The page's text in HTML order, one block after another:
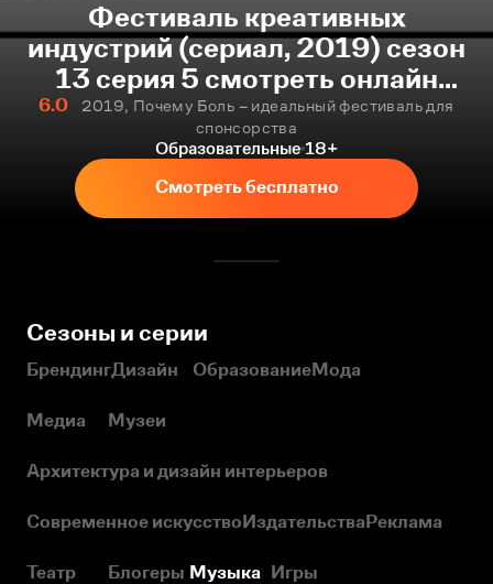
Фестиваль креативных
индустрий (сериал, 2019) сезон
13 серия 5 смотреть онлайн
бесплатно
6.0
2019, Почему Боль – идеальный фестиваль для
спонсорства
Образовательные 18+
Смотреть бесплатно
Сезоны и серии
БрендингДизайн ОбразованиеМода
Медиа Музеи
Архитектура и дизайн интерьеров
Современное искусствоИздательстваРеклама
Театр Блогеры Музыка Игры